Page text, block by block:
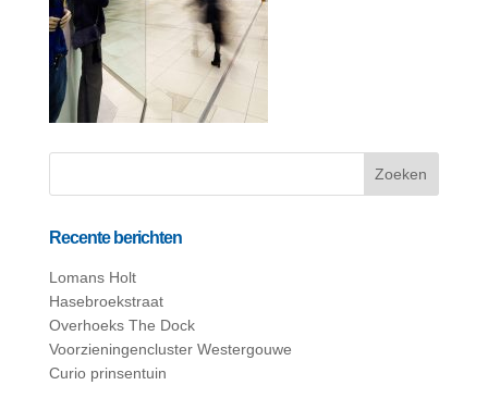
Recente berichten
Lomans Holt
Hasebroekstraat
Overhoeks The Dock
Voorzieningencluster Westergouwe
Curio prinsentuin